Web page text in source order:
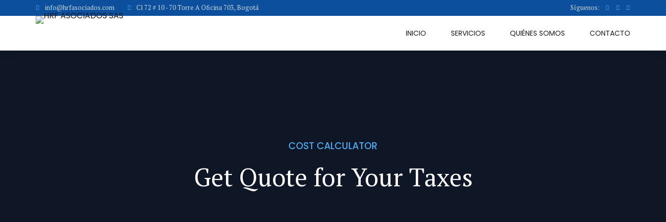
info@hrfasociados.com Cl 72 # 10 - 70 Torre A Oficina 703, Bogotá Síguenos:
INICIO SERVICIOS QUIÉNES SOMOS CONTACTO
COST CALCULATOR
Get Quote for Your Taxes